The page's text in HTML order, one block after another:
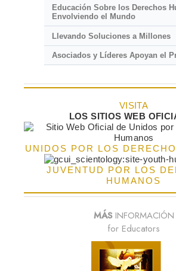
Educación Sobre los Derechos
Envolviendo el Mundo
Llevando Soluciones a Millones
Asociados y Líderes Apoyan el
VISITA
LOS SITIOS WEB
UNIDOS POR LOS
JUVENTUD POR LOS
HUMANOS
MÁSINFORMACIÓN
for Educators